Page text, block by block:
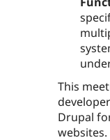
This
Drupal
websites.